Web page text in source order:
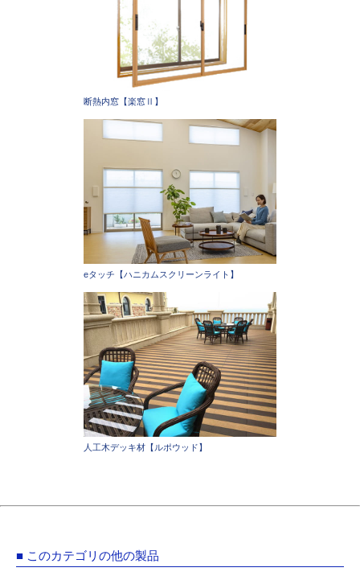
断熱内窓【楽窓Ⅱ】
eタッチ【ハニカムスクリーンライト】
人工木デッキ材【ルポウッド】
■ このカテゴリの他の製品